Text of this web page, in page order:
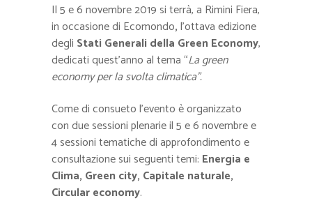
Il 5 e 6 novembre 2019 si terrà, a Rimini Fiera,
in occasione di Ecomondo,l’ottava edizione
degli Stati Generali della Green Economy,
dedicati quest’anno al tema “La green
economy per la svolta climatica”.
Come di consueto l’evento è organizzato
con due sessioni plenarie il 5 e 6 novembre e
4 sessioni tematiche di approfondimento e
consultazione sui seguenti temi: Energia e
Clima, Green city, Capitale naturale,
Circular economy.